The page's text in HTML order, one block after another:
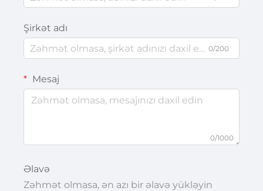
Şirkət adı
0/200
Mesaj
0/1000
Əlavə
Zəhmət olmasa, ən azı bir əlavə yükləyin